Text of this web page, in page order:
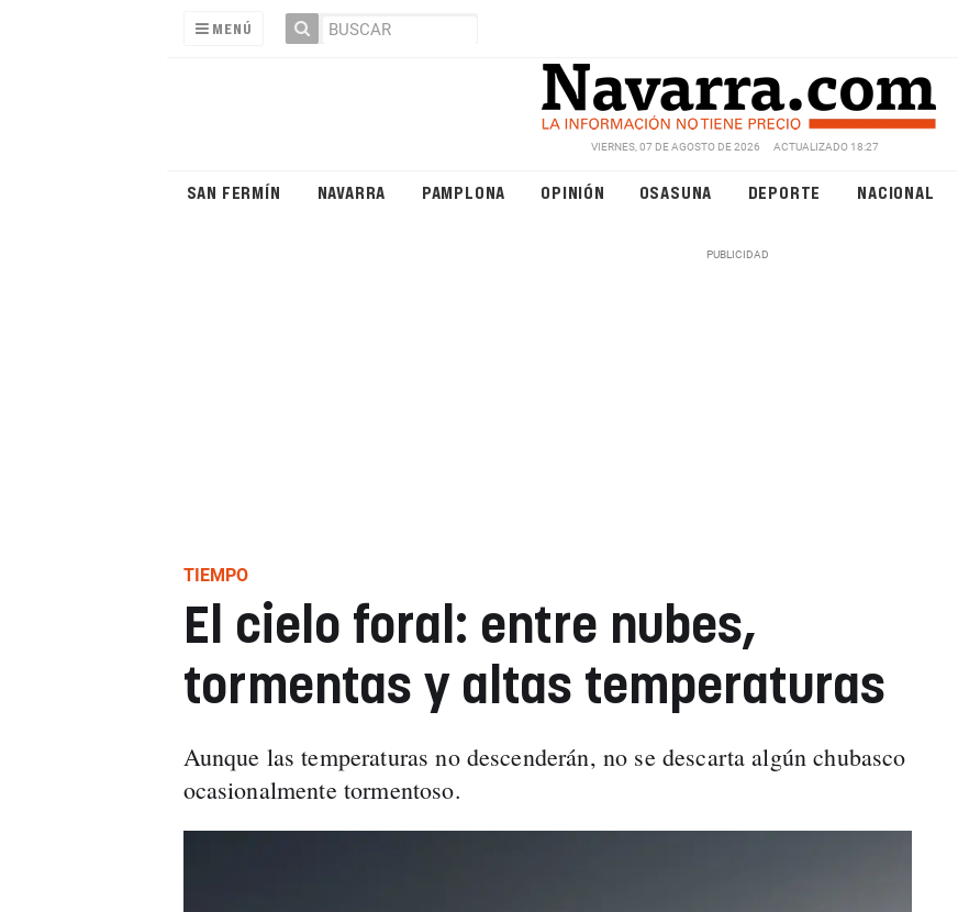
MENÚ
VIERNES, 07 DE AGOSTO DE 2026 ACTUALIZADO 18:27
SAN FERMÍN NAVARRA PAMPLONA OPINIÓN OSASUNA DEPORTE NACIONAL
TIEMPO
El cielo foral: entre nubes,
tormentas y altas temperaturas
Aunque las temperaturas no descenderán, no se descarta algún chubasco
ocasionalmente tormentoso.